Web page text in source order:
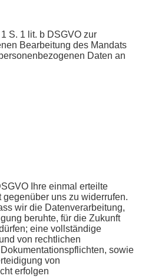
S. 1 lit. b DSGVO zur
Bearbeitung des Mandats
Daten an
Ihre einmal erteilte
uns zu widerrufen.
wir die Datenverarbeitung,
beruhte, für die Zukunft
eine vollständige
von rechtlichen
sowie
von
erfolgen